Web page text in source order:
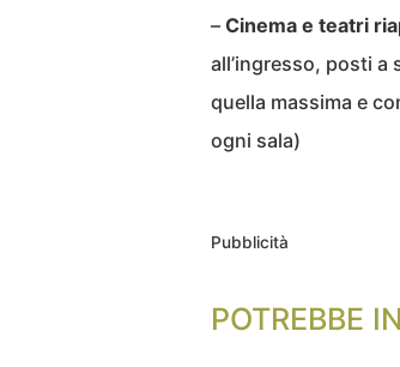
– Cinema e teatri
all’ingresso, posti a
quella massima e
ogni sala)
Pubblicità
POTREBBE